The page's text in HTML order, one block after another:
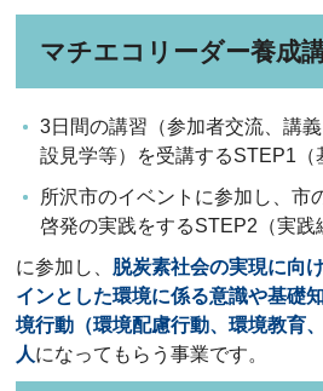
マチエコリーダー養成
3日間の講習（参加者交流、講
設見学等）を受講するSTEP1（
所沢市のイベントに参加し、市
啓発の実践をするSTEP2（実践
に参加し、 脱炭素社会の実現に向
インとした環境に係る意識や基礎
境行動（環境配慮行動、環境教育
人になってもらう事業です。